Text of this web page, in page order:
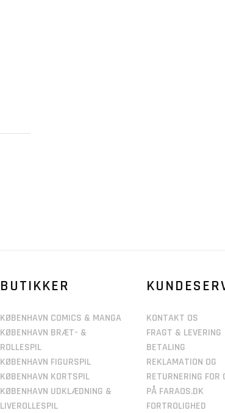
BUTIKKER
KØBENHAVN COMICS & MANGA
KØBENHAVN BRÆT- &
ROLLESPIL
KØBENHAVN FIGURSPIL
KØBENHAVN KORTSPIL
KØBENHAVN UDKLÆDNING &
LIVEROLLESPIL
KONTAKT OS
FRAGT & LEVERING
BETALING
REKLAMATION OG
RETURNERING FOR
PÅ FARAOS.DK
FORTROLIGHED